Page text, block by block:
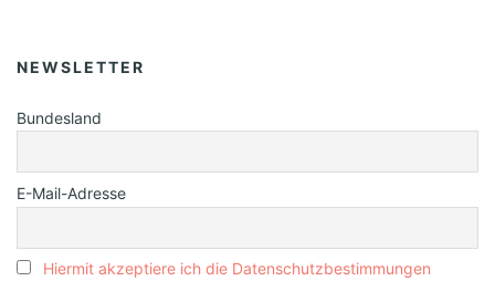
NEWSLETTER
Bundesland
E-Mail-Adresse
Hiermit akzeptiere ich die Datenschutzbestimmungen